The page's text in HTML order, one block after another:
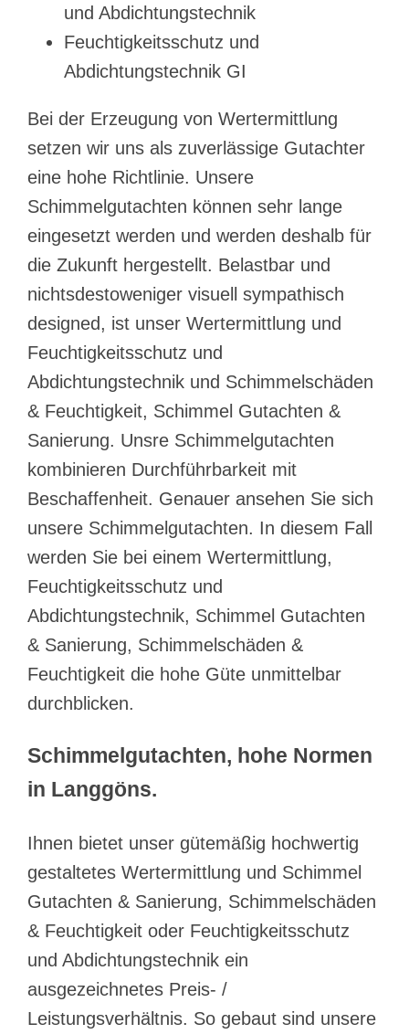
und Abdichtungstechnik
Feuchtigkeitsschutz und
Abdichtungstechnik GI
Bei der Erzeugung von Wertermittlung
setzen wir uns als zuverlässige Gutachter
eine hohe Richtlinie. Unsere
Schimmelgutachten können sehr lange
eingesetzt werden und werden deshalb für
die Zukunft hergestellt. Belastbar und
nichtsdestoweniger visuell sympathisch
designed, ist unser Wertermittlung und
Feuchtigkeitsschutz und
Abdichtungstechnik und Schimmelschäden
& Feuchtigkeit, Schimmel Gutachten &
Sanierung. Unsre Schimmelgutachten
kombinieren Durchführbarkeit mit
Beschaffenheit. Genauer ansehen Sie sich
unsere Schimmelgutachten. In diesem Fall
werden Sie bei einem Wertermittlung,
Feuchtigkeitsschutz und
Abdichtungstechnik, Schimmel Gutachten
& Sanierung, Schimmelschäden &
Feuchtigkeit die hohe Güte unmittelbar
durchblicken.
Schimmelgutachten, hohe Normen
in Langgöns.
Ihnen bietet unser gütemäßig hochwertig
gestaltetes Wertermittlung und Schimmel
Gutachten & Sanierung, Schimmelschäden
& Feuchtigkeit oder Feuchtigkeitsschutz
und Abdichtungstechnik ein
ausgezeichnetes Preis- /
Leistungsverhältnis. So gebaut sind unsere